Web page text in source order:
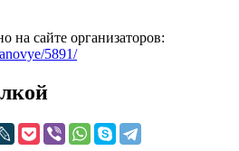
на сайте организаторов:
5891/